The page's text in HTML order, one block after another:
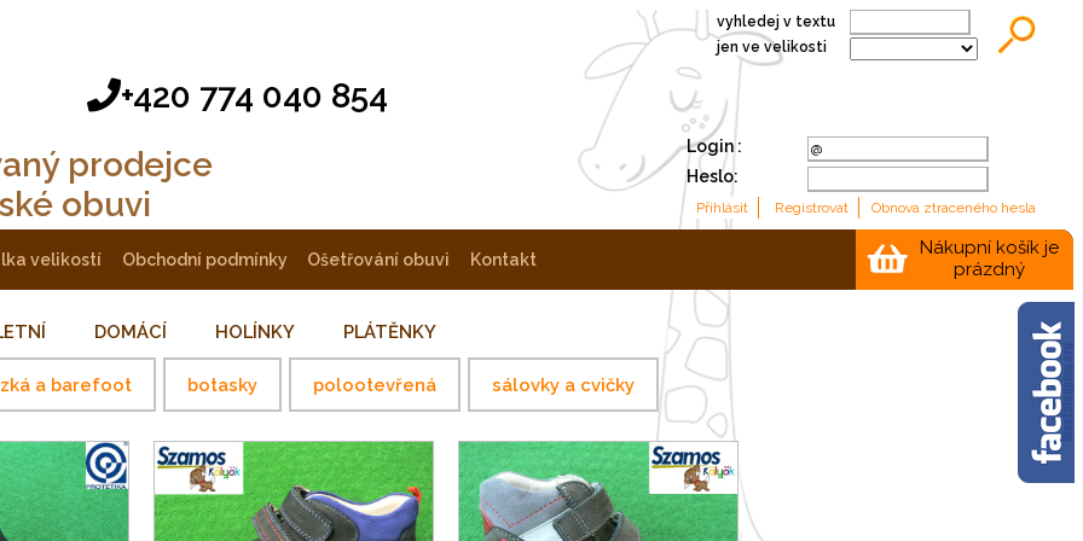
prodejce
obuvi
+420 774 040 854
vyhledej v textu
jen ve velikosti
Login :
Heslo:
Nákupní košík je
prázdný
velikostí obchodní podmínky ošetřování obuvi kontakt
a barefoot botasky polootevřená sálovky a cvičky
DOMÁCÍ HOLÍNKY PLÁTĚNKY